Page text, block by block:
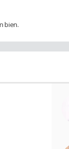
bien.